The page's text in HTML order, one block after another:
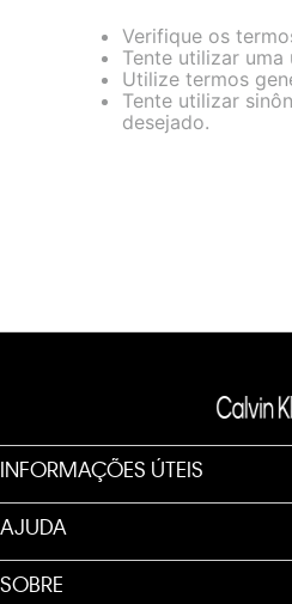
capacidade de comprar um item
maiores informações sobre o
Verifique os
Tente utilizar uma
Utilize termos
Tente utilizar
desejado.
INFORMAÇÕES ÚTEIS
AJUDA
SOBRE